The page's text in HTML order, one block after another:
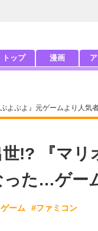
トップ 漫画
よぷよ』元ゲームより人気
!? 『マ
た…ゲー
ーム #ファミコン